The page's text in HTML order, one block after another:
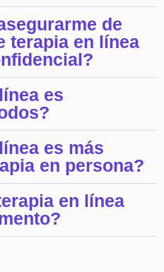
de
terapia en línea
es
es más
en persona?
en línea